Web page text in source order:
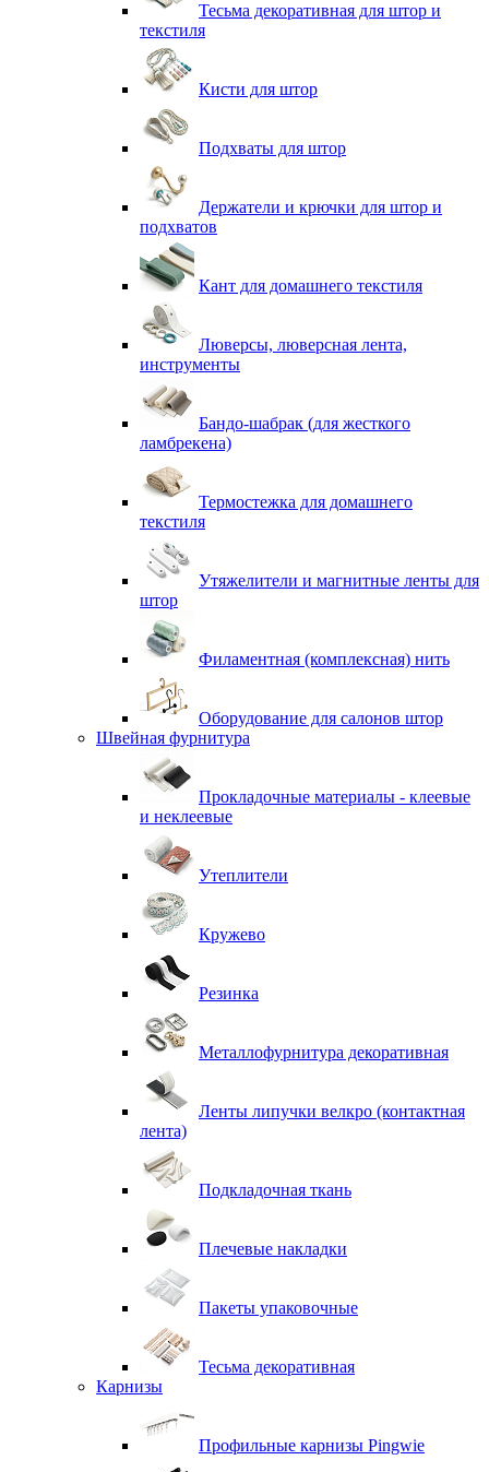
Тесьма декоративная для штор и
текстиля
Кисти для штор
Подхваты для штор
Держатели и крючки для штор и
подхватов
Кант для домашнего текстиля
Люверсы, люверсная лента,
инструменты
Бандо-шабрак (для жесткого
ламбрекена)
Термостежка для домашнего
текстиля
Утяжелители и магнитные ленты для
штор
Филаментная (комплексная) нить
Оборудование для салонов штор
Швейная фурнитура
Прокладочные материалы - клеевые
и неклеевые
Утеплители
Кружево
Резинка
Металлофурнитура декоративная
Ленты липучки велкро (контактная
лента)
Подкладочная ткань
Плечевые накладки
Пакеты упаковочные
Тесьма декоративная
Карнизы
Профильные карнизы Pingwie